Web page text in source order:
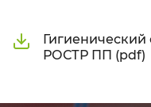
РОСТР ПП (pdf)